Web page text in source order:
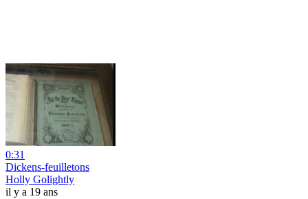
0:31
Dickens-feuilletons
Holly Golightly
il y a 19 ans